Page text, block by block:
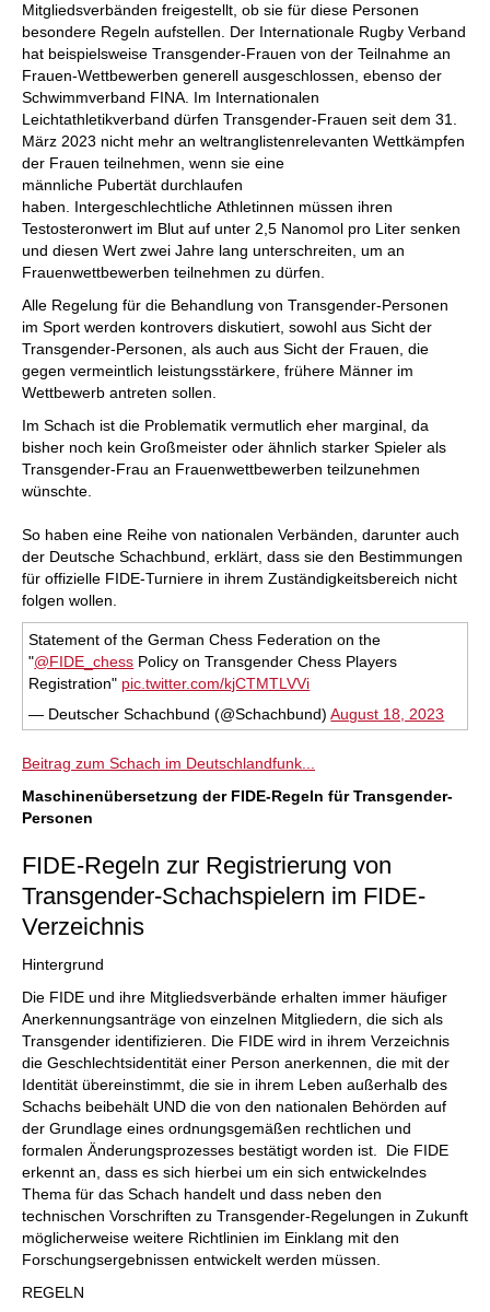
Mitgliedsverbänden freigestellt, ob sie für diese Personen
besondere Regeln aufstellen. Der Internationale Rugby Verband
hat beispielsweise Transgender-Frauen von der Teilnahme an
Frauen-Wettbewerben generell ausgeschlossen, ebenso der
Schwimmverband FINA. Im Internationalen
Leichtathletikverband dürfen Transgender-Frauen seit dem 31.
März 2023 nicht mehr an weltranglistenrelevanten Wettkämpfen
der Frauen teilnehmen, wenn sie eine
männliche Pubertät durchlaufen
haben. Intergeschlechtliche Athletinnen müssen ihren
Testosteronwert im Blut auf unter 2,5 Nanomol pro Liter senken
und diesen Wert zwei Jahre lang unterschreiten, um an
Frauenwettbewerben teilnehmen zu dürfen.
Alle Regelung für die Behandlung von Transgender-Personen
im Sport werden kontrovers diskutiert, sowohl aus Sicht der
Transgender-Personen, als auch aus Sicht der Frauen, die
gegen vermeintlich leistungsstärkere, frühere Männer im
Wettbewerb antreten sollen.
Im Schach ist die Problematik vermutlich eher marginal, da
bisher noch kein Großmeister oder ähnlich starker Spieler als
Transgender-Frau an Frauenwettbewerben teilzunehmen
wünschte.
So haben eine Reihe von nationalen Verbänden, darunter auch
der Deutsche Schachbund, erklärt, dass sie den Bestimmungen
für offizielle FIDE-Turniere in ihrem Zuständigkeitsbereich nicht
folgen wollen.
Statement of the German Chess Federation on the
"@FIDE_chess Policy on Transgender Chess Players
Registration" pic.twitter.com/kjCTMTLVVi
— Deutscher Schachbund (@Schachbund)August 18, 2023
Beitrag zum Schach im Deutschlandfunk...
Maschinenübersetzung der FIDE-Regeln für Transgender-
Personen
FIDE-Regeln zur Registrierung von
Transgender-Schachspielern im FIDE-
Verzeichnis
Hintergrund
Die FIDE und ihre Mitgliedsverbände erhalten immer häufiger
Anerkennungsanträge von einzelnen Mitgliedern, die sich als
Transgender identifizieren. Die FIDE wird in ihrem Verzeichnis
die Geschlechtsidentität einer Person anerkennen, die mit der
Identität übereinstimmt, die sie in ihrem Leben außerhalb des
Schachs beibehält UND die von den nationalen Behörden auf
der Grundlage eines ordnungsgemäßen rechtlichen und
formalen Änderungsprozesses bestätigt worden ist. Die FIDE
erkennt an, dass es sich hierbei um ein sich entwickelndes
Thema für das Schach handelt und dass neben den
technischen Vorschriften zu Transgender-Regelungen in Zukunft
möglicherweise weitere Richtlinien im Einklang mit den
Forschungsergebnissen entwickelt werden müssen.
REGELN